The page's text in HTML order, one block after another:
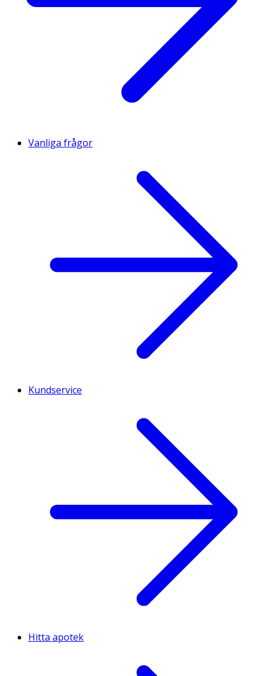
Vanliga frågor
Kundservice
Hitta apotek